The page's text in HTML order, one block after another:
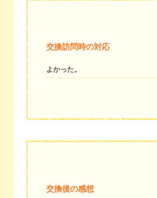
交換訪問時の対応
よかった。
交換後の感想